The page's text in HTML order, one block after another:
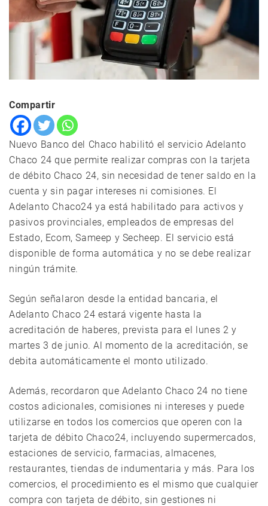
Compartir
Nuevo Banco del Chaco habilitó el servicio Adelanto
Chaco 24 que permite realizar compras con la tarjeta
de débito Chaco 24, sin necesidad de tener saldo en la
cuenta y sin pagar intereses ni comisiones. El
Adelanto Chaco24 ya está habilitado para activos y
pasivos provinciales, empleados de empresas del
Estado, Ecom, Sameep y Secheep. El servicio está
disponible de forma automática y no se debe realizar
ningún trámite.
Según señalaron desde la entidad bancaria, el
Adelanto Chaco 24 estará vigente hasta la
acreditación de haberes, prevista para el lunes 2 y
martes 3 de junio. Al momento de la acreditación, se
debita automáticamente el monto utilizado.
Además, recordaron que Adelanto Chaco 24 no tiene
costos adicionales, comisiones ni intereses y puede
utilizarse en todos los comercios que operen con la
tarjeta de débito Chaco24, incluyendo supermercados,
estaciones de servicio, farmacias, almacenes,
restaurantes, tiendas de indumentaria y más. Para los
comercios, el procedimiento es el mismo que cualquier
compra con tarjeta de débito, sin gestiones ni